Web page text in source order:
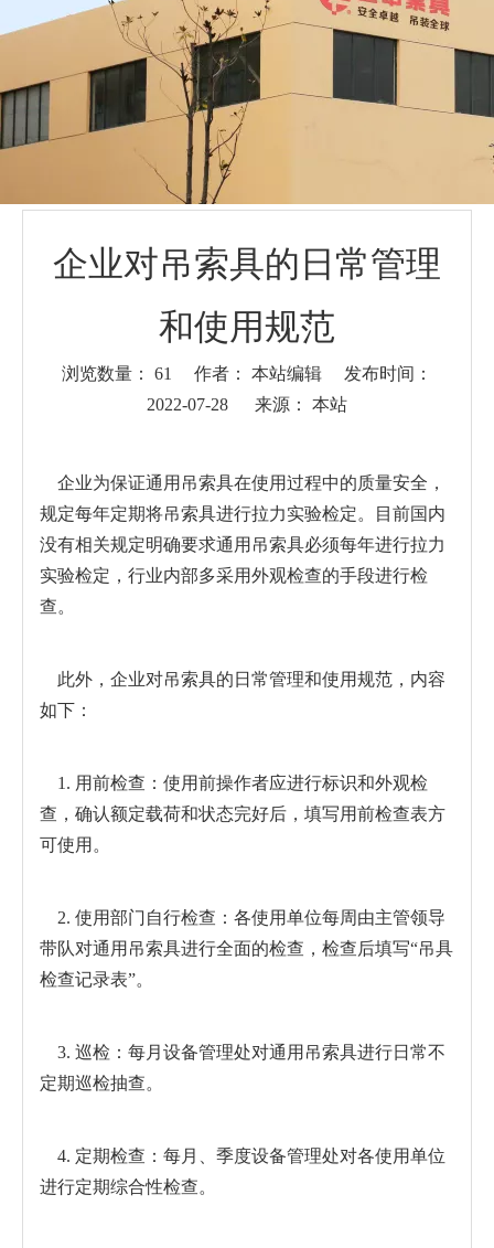
企业对吊索具的日常管理
和使用规范
浏览数量： 61
作者： 本站编辑 发布时间：
2022-07-28 来源： 本站
企业为保证通用 吊索具在使用过程中的质量安全，
规定每年定期将吊索具进行拉力实验检定。目前国内
没有相关规定明确要求通用吊索具必须每年进行拉力
实验检定，行业内部多采用外观检查的手段进行检
查。
此外，企业对吊索具的日常管理和使用规范，内容
如下：
1. 用前检查：使用前操作者应进行标识和外观检
查，确认额定载荷和状态完好后，填写用前检查表方
可使用。
2. 使用部门自行检查：各使用单位每周由主管领导
带队对通用吊索具进行全面的检查，检查后填写“吊具
检查记录表”。
3. 巡检：每月设备管理处对通用吊索具进行日常不
定期巡检抽查。
4. 定期检查：每月、季度设备管理处对各使用单位
进行定期综合性检查。